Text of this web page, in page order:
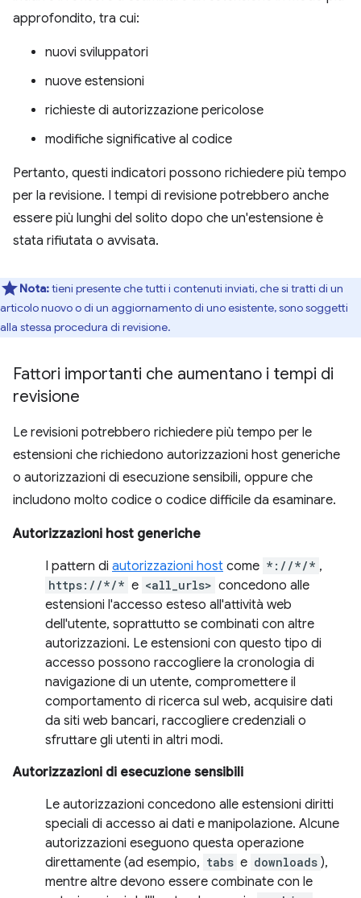
approfondito, tra cui:
nuovi sviluppatori
nuove estensioni
richieste di autorizzazione pericolose
modifiche significative al codice
Pertanto, questi indicatori possono richiedere più tempo
per la revisione. I tempi di revisione potrebbero anche
essere più lunghi del solito dopo che un'estensione è
stata rifiutata o avvisata.
Nota:tieni presente che tutti i contenuti inviati, che si tratti di un
articolo nuovo o di un aggiornamento di uno esistente, sono soggetti
alla stessa procedura di revisione.
Fattori importanti che aumentano i tempi di
revisione
Le revisioni potrebbero richiedere più tempo per le
estensioni che richiedono autorizzazioni host generiche
o autorizzazioni di esecuzione sensibili, oppure che
includono molto codice o codice difficile da esaminare.
Autorizzazioni host generiche
I pattern di autorizzazioni host come *://*/* ,
https://*/* e <all_urls> concedono alle
estensioni l'accesso esteso all'attività web
dell'utente, soprattutto se combinati con altre
autorizzazioni. Le estensioni con questo tipo di
accesso possono raccogliere la cronologia di
navigazione di un utente, compromettere il
comportamento di ricerca sul web, acquisire dati
da siti web bancari, raccogliere credenziali o
sfruttare gli utenti in altri modi.
Autorizzazioni di esecuzione sensibili
Le autorizzazioni concedono alle estensioni diritti
speciali di accesso ai dati e manipolazione. Alcune
autorizzazioni eseguono questa operazione
direttamente (ad esempio, tabs e downloads ),
mentre altre devono essere combinate con le